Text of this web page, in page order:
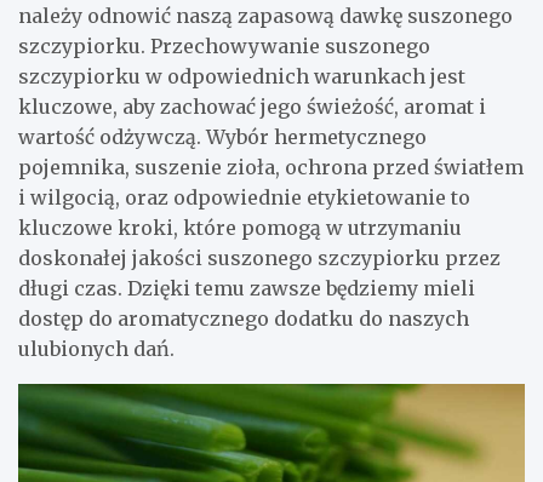
należy odnowić naszą zapasową dawkę suszonego
szczypiorku. Przechowywanie suszonego
szczypiorku w odpowiednich warunkach jest
kluczowe, aby zachować jego świeżość, aromat i
wartość odżywczą. Wybór hermetycznego
pojemnika, suszenie zioła, ochrona przed światłem
i wilgocią, oraz odpowiednie etykietowanie to
kluczowe kroki, które pomogą w utrzymaniu
doskonałej jakości suszonego szczypiorku przez
długi czas. Dzięki temu zawsze będziemy mieli
dostęp do aromatycznego dodatku do naszych
ulubionych dań.